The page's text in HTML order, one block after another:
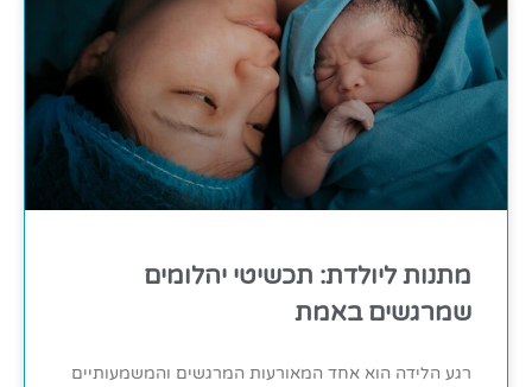
מתנות ליולדת: תכשיטי יהלומים
שמרגשים באמת
רגע הלידה הוא אחד המאורעות המרגשים והמשמעותיים